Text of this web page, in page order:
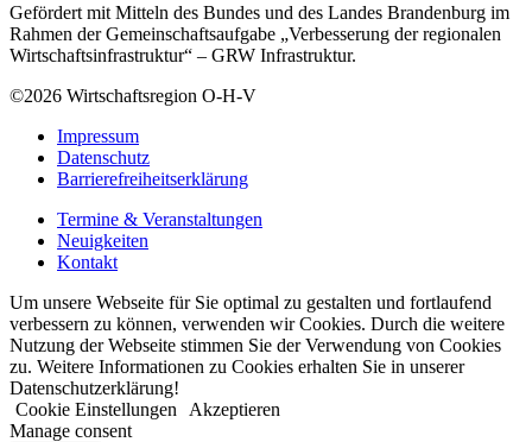
Gefördert mit Mitteln des Bundes und des Landes Brandenburg im
Rahmen der Gemeinschaftsaufgabe „Verbesserung der regionalen
Wirtschaftsinfrastruktur“ – GRW Infrastruktur.
©2026 Wirtschaftsregion O-H-V
Impressum
Datenschutz
Barrierefreiheitserklärung
Termine & Veranstaltungen
Neuigkeiten
Kontakt
Um unsere Webseite für Sie optimal zu gestalten und fortlaufend
verbessern zu können, verwenden wir Cookies. Durch die weitere
Nutzung der Webseite stimmen Sie der Verwendung von Cookies
zu. Weitere Informationen zu Cookies erhalten Sie in unserer
Datenschutzerklärung!
Cookie Einstellungen
Akzeptieren
Manage consent